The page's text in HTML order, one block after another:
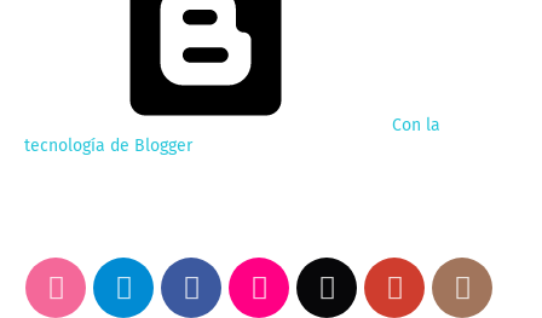
Con la
tecnología de Blogger